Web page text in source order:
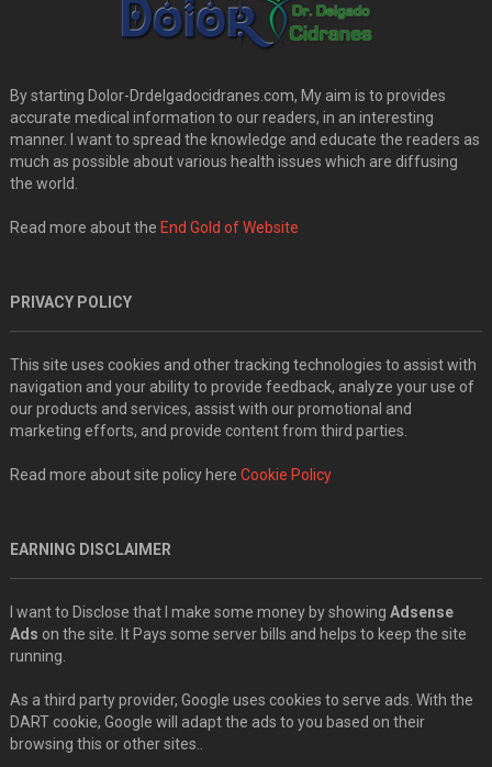
By starting Dolor-Drdelgadocidranes.com, My aim is to provides
accurate medical information to our readers, in an interesting
manner. I want to spread the knowledge and educate the readers as
much as possible about various health issues which are diffusing
the world.
Read more about the End Gold of Website
PRIVACY POLICY
This site uses cookies and other tracking technologies to assist with
navigation and your ability to provide feedback, analyze your use of
our products and services, assist with our promotional and
marketing efforts, and provide content from third parties.
Read more about site policy here Cookie Policy
EARNING DISCLAIMER
I want to Disclose that I make some money by showing Adsense
Ads on the site. It Pays some server bills and helps to keep the site
running.
As a third party provider, Google uses cookies to serve ads. With the
DART cookie, Google will adapt the ads to you based on their
browsing this or other sites..